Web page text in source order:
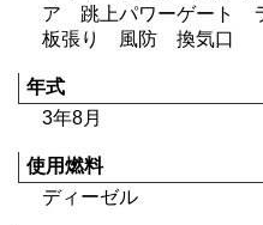
ア 跳上パワーゲート
板張り 風防 換気口
年式
3年8月
使用燃料
ディーゼル